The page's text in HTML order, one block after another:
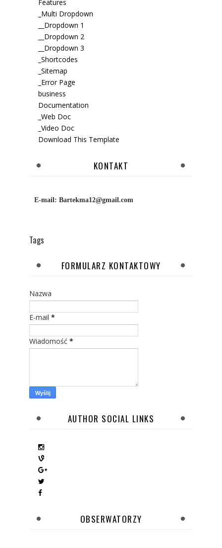
Features
_Multi Dropdown
__Dropdown 1
__Dropdown 2
__Dropdown 3
_Shortcodes
_Sitemap
_Error Page
business
Documentation
_Web Doc
_Video Doc
Download This Template
KONTAKT
E-mail: Bartekma12@gmail.com
Tags
FORMULARZ KONTAKTOWY
Nazwa
E-mail *
Wiadomość *
AUTHOR SOCIAL LINKS
OBSERWATORZY